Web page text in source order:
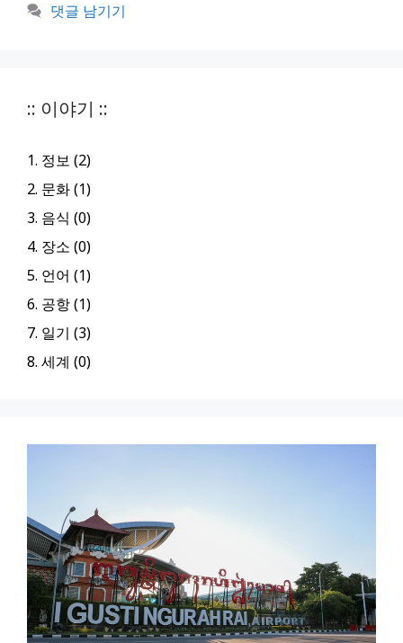
리
그
댓글 남기기
:: 이야기 ::
1. 정보 (2)
2. 문화 (1)
3. 음식 (0)
4. 장소 (0)
5. 언어 (1)
6. 공항 (1)
7. 일기 (3)
8. 세계 (0)